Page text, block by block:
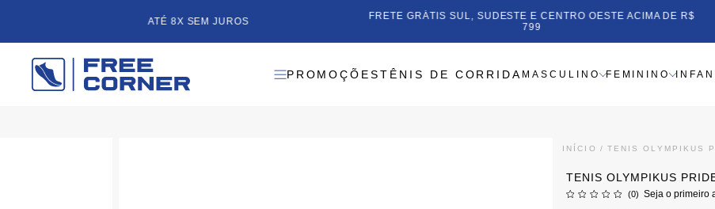
ATÉ 8X SEM JUROS
FRETE GRÁTIS SUL, SUDESTE E CENTRO OESTE ACIMA DE R$
799
PROMOÇÕESTÊNIS DE CORRIDA MASCULINO FEMININO
INÍCIO TENIS OLYMPIKUS
TENIS OLYMPIKUS
(0)
Seja o primeiro